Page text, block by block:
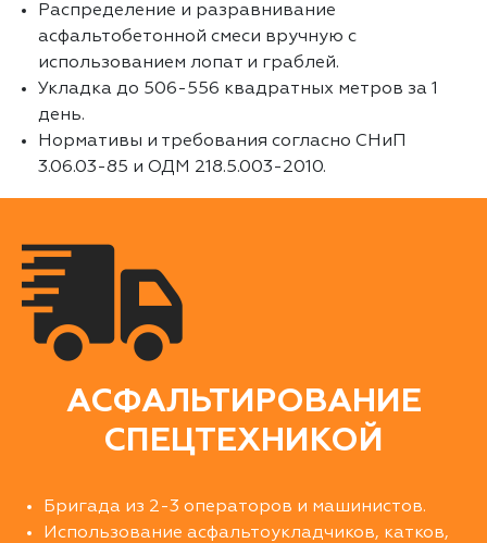
Распределение и разравнивание
асфальтобетонной смеси вручную с
использованием лопат и граблей.
Укладка до 506-556 квадратных метров за 1
день.
Нормативы и требования согласно СНиП
3.06.03-85 и ОДМ 218.5.003-2010.
АСФАЛЬТИРОВАНИЕ
СПЕЦТЕХНИКОЙ
Бригада из 2-3 операторов и машинистов.
Использование асфальтоукладчиков, катков,